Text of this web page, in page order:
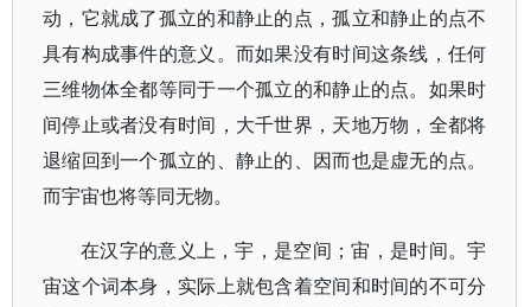
动，它就成了孤立的和静止的点，孤立和静止的点不
具有构成事件的意义。而如果没有时间这条线，任何
三维物体全都等同于一个孤立的和静止的点。如果时
间停止或者没有时间，大千世界，天地万物，全都将
退缩回到一个孤立的、静止的、因而也是虚无的点。
而宇宙也将等同无物。
在汉字的意义上，宇，是空间；宙，是时间。宇
宙这个词本身，实际上就包含着空间和时间的不可分